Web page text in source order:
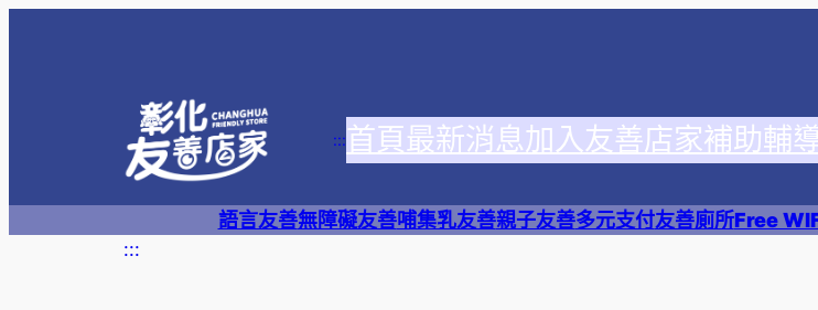
:::首頁最新消息加入友善店家補助輔
語言友善無障礙友善哺集乳友善親子友善多元支付友善廁所Free
:::